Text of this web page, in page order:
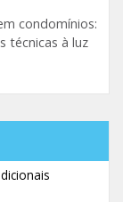
condomínios:
técnicas à luz